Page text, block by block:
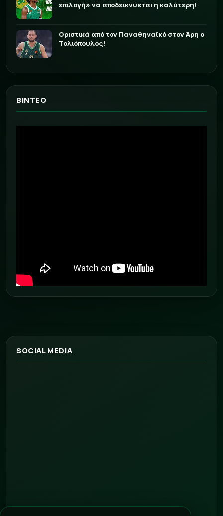
επιλογή» να αποδεικνύεται η καλύτερη!
Οριστικά από τον Παναθηναϊκό στον Άρη ο
Τολιόπουλος!
ΒΙΝΤΕΟ
SOCIAL MEDIA